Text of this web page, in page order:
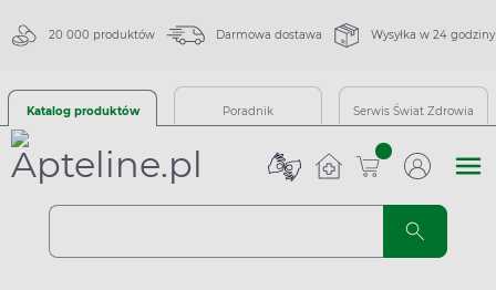
20 000 produktów Darmowa dostawa Wysyłka w 24 godziny
Katalog produktów Poradnik Serwis Świat Zdrowia
sztuk